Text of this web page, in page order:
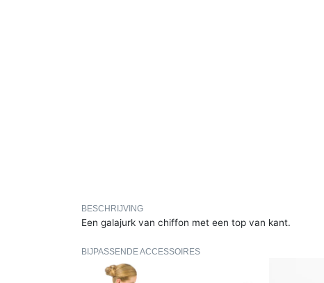
BESCHRIJVING
Een galajurk van chiffon met een top van kant.
BIJPASSENDE ACCESSOIRES